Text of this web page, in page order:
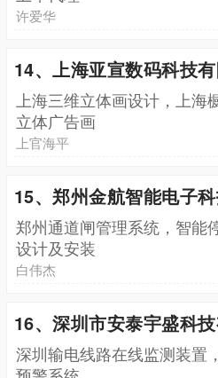
许爱华
14、上海亚宣数码科技
上海三维立体画设计，上海
立体广告画
上官海平
15、郑州金航智能电子
郑州通道闸管理系统，智能
设计及安装
白伟杰
16、深圳市安泰宇盛科
深圳输电线路在线监测装置